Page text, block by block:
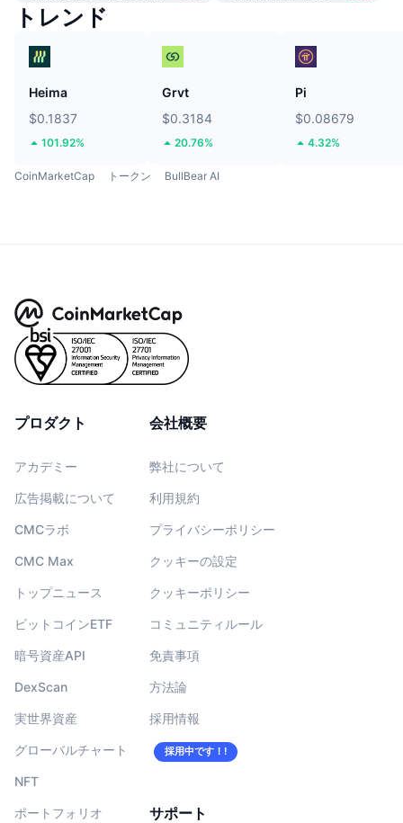
トレンド
Heima
$0.1837
101.92%
Grvt
$0.3184
20.76%
Pi
$0.08679
4.32%
CoinMarketCap トークン BullBear AI
プロダクト
アカデミー
広告掲載について
CMCラボ
CMC Max
トップニュース
ビットコインETF
暗号資産API
DexScan
実世界資産
グローバルチャート
NFT
ポートフォリオ
会社概要
弊社について
利用規約
プライバシーポリシー
クッキーの設定
クッキーポリシー
コミュニティルール
免責事項
方法論
採用情報
採用中です！!
サポート